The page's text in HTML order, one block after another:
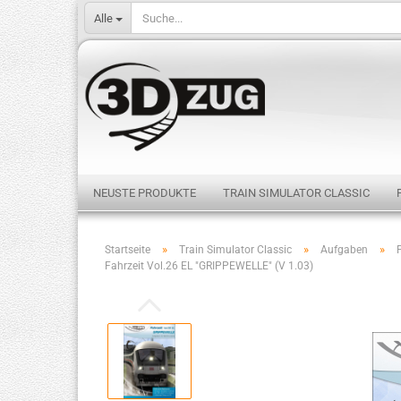
Alle
NEUSTE PRODUKTE TRAIN SIMULATOR CLASSIC
Startseite » Train Simulator Classic » Aufgaben »
Fahrzeit Vol.26 EL "GRIPPEWELLE" (V 1.03)